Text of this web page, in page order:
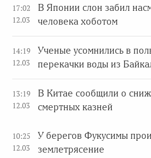
17:02
12.03
В Японии слон забил
человека хоботом
14:19
12.03
Ученые усомнились в
перекачки воды из
13:19
12.03
В Китае сообщили о
смертных казней
10:25
12.03
У берегов Фукусимы
землетрясение